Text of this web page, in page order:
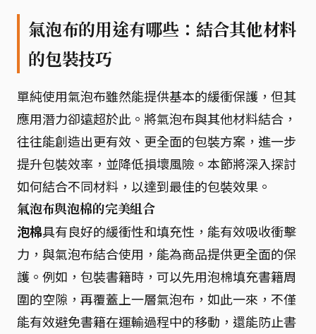
氣泡布的用途有哪些：結合其他材料
的包裝技巧
單純使用氣泡布雖然能提供基本的緩衝保護，但其
應用潛力卻遠超於此。將氣泡布與其他材料結合，
往往能創造出更有效、更全面的包裝方案，進一步
提升包裝效率，並降低損壞風險。本節將深入探討
如何結合不同材料，以達到最佳的包裝效果。
氣泡布與泡棉的完美組合
泡棉具有良好的緩衝性和填充性，能有效吸收衝擊
力，與氣泡布結合使用，能為商品提供更全面的保
護。例如，包裝書籍時，可以先用泡棉填充書籍周
圍的空隙，再覆蓋上一層氣泡布，如此一來，不僅
能有效避免書籍在運輸過程中的移動，還能防止書